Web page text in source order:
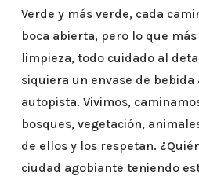
Verde y más verde, cada
boca abierta, pero lo que
limpieza, todo cuidado al
siquiera un envase de bebida
autopista. Vivimos,
bosques, vegetación,
de ellos y los respetan.
ciudad agobiante teniendo